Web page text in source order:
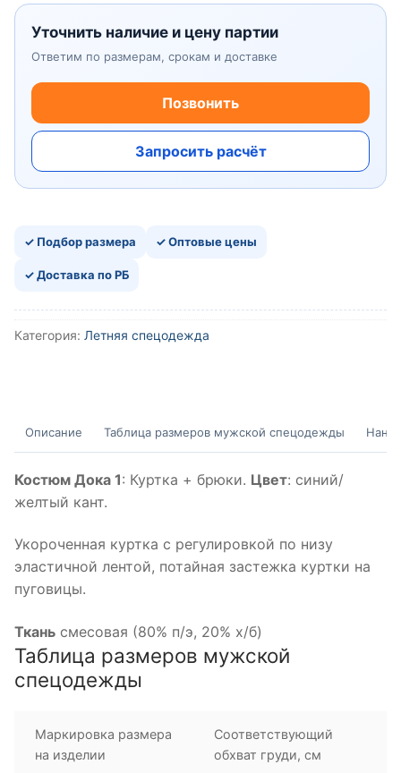
Уточнить наличие и цену партии
Ответим по размерам, срокам и доставке
Позвонить
Запросить расчёт
✓ Подбор размера ✓ Оптовые цены
✓ Доставка по РБ
Категория: Летняя спецодежда
Описание Таблица размеров мужской спецодежды
Костюм Дока 1: Куртка + брюки. Цвет: синий/
желтый кант.
Укороченная куртка с регулировкой по низу
эластичной лентой, потайная застежка куртки на
пуговицы.
Ткань смесовая (80% п/э, 20% х/б)
Таблица размеров мужской
спецодежды
Маркировка размера
на изделии
Соответствующий
обхват груди, см